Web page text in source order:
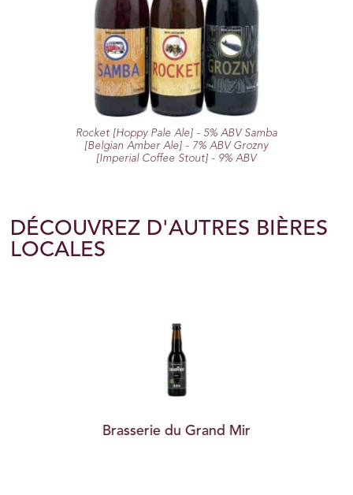
Rocket [Hoppy Pale Ale] - 5% ABV Samba
[Belgian Amber Ale] - 7% ABV Grozny
[Imperial Coffee Stout] - 9% ABV
DÉCOUVREZ D'AUTRES BIÈRES
LOCALES
Brasserie du Grand Mir